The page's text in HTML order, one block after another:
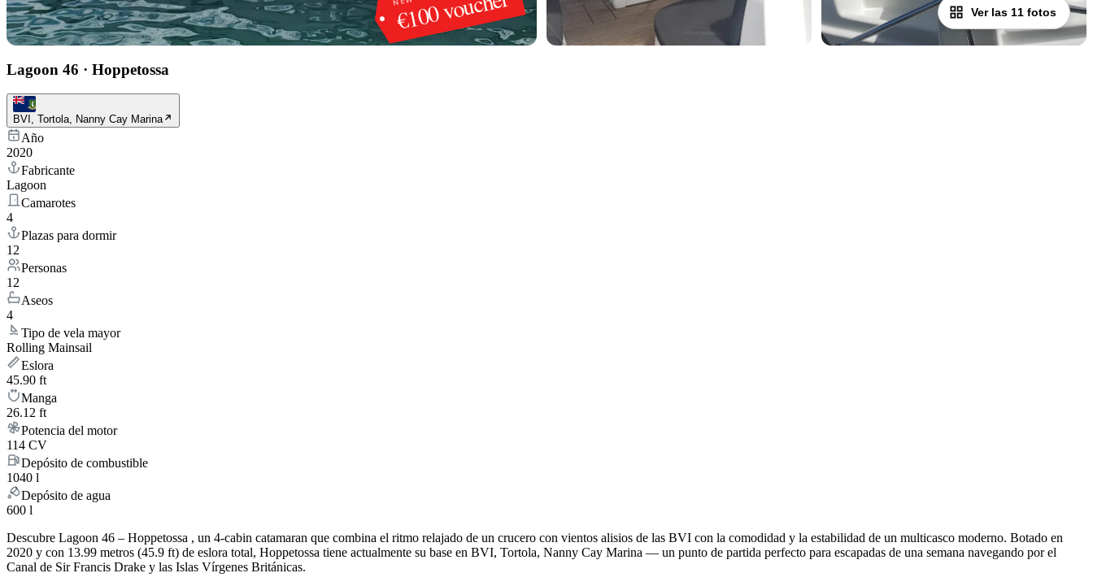
Ver las 11 fotos
Lagoon 46 · Hoppetossa
BVI, Tortola, Nanny Cay Marina
Año
2020
Fabricante
Lagoon
Camarotes
4
Plazas para dormir
12
Personas
12
Aseos
4
Tipo de vela mayor
Rolling Mainsail
Eslora
45.90 ft
Manga
26.12 ft
Potencia del motor
114 CV
Depósito de combustible
1040 l
Depósito de agua
600 l
Descubre Lagoon 46 – Hoppetossa , un 4-cabin catamaran que combina el ritmo relajado de un crucero con vientos alisios de las BVI con la comodidad y la estabilidad de un multicasco moderno. Botado en
2020 y con 13.99 metros (45.9 ft) de eslora total, Hoppetossa tiene actualmente su base en BVI, Tortola, Nanny Cay Marina — un punto de partida perfecto para escapadas de una semana navegando por el
Canal de Sir Francis Drake y las Islas Vírgenes Británicas.